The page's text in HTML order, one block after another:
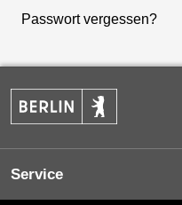
Passwort vergessen?
Service